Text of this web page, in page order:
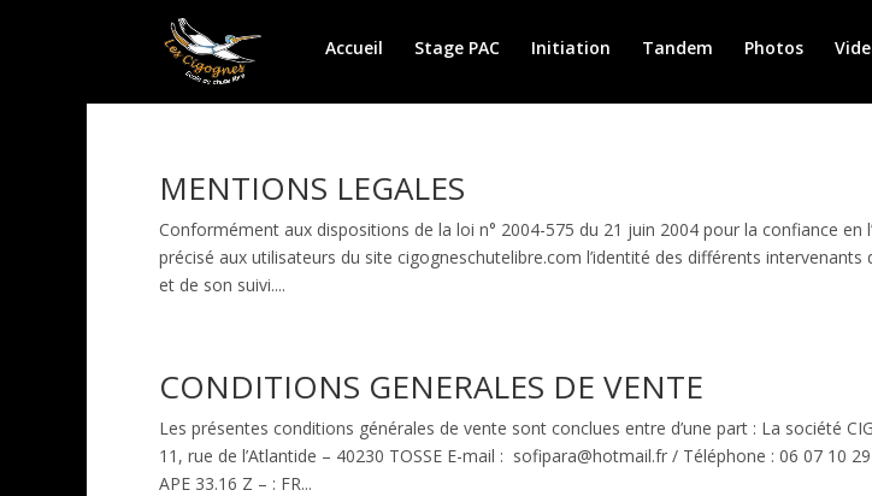
Accueil Stage PAC Initiation Tandem Photos
MENTIONS LEGALES
Conformément aux dispositions de la loi n° 2004-575 du 21 juin 2004 pour la confiance en
précisé aux utilisateurs du site cigogneschutelibre.com l’identité des différents intervenants
et de son suivi....
CONDITIONS GENERALES DE VENTE
Les présentes conditions générales de vente sont conclues entre d’une part : La société
11, rue de l’Atlantide – 40230 TOSSE E-mail : sofipara@hotmail.fr / Téléphone : 06 07 10
APE 33.16 Z – : FR...